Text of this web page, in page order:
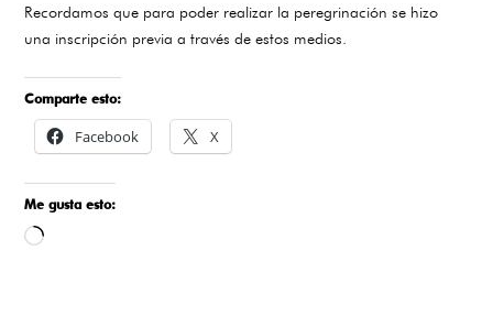
Recordamos que para poder realizar la peregrinación se hizo
una inscripción previa a través de estos medios.
Comparte esto:
Facebook X
Me gusta esto:
Cargando...